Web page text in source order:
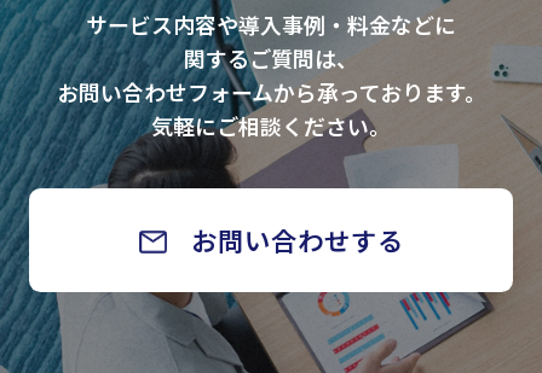
サービス内容や導入事例・料金などに
関するご質問は、
お問い合わせフォームから承っております。
気軽にご相談ください。
お問い合わせする